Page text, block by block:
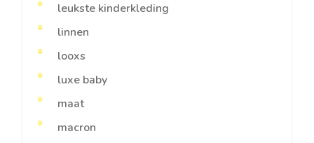
leukste kinderkleding
linnen
looxs
luxe baby
maat
macron